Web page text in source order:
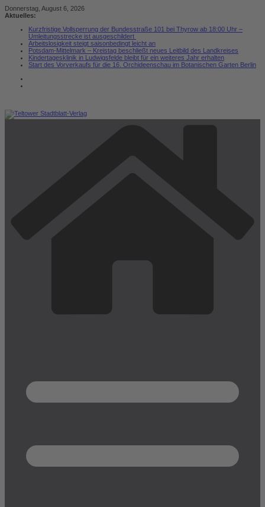
Zum
Inhalt
Donnerstag, August 6, 2026
Aktuelles:
Kurzfristige Vollsperrung der Bundesstraße 101 bei Thyrow ab 18:00 Uhr –
Umleitungsstrecke ist ausgeschildert
Arbeitslosigkeit steigt saisonbedingt leicht an
Potsdam-Mittelmark – Kreistag beschließt neues Leitbild des Landkreises
Kindertagesklinik in Ludwigsfelde bleibt für ein weiteres Jahr erhalten
Start des Vorverkaufs für die 16. Orchideenschau im Botanischen Garten Berlin